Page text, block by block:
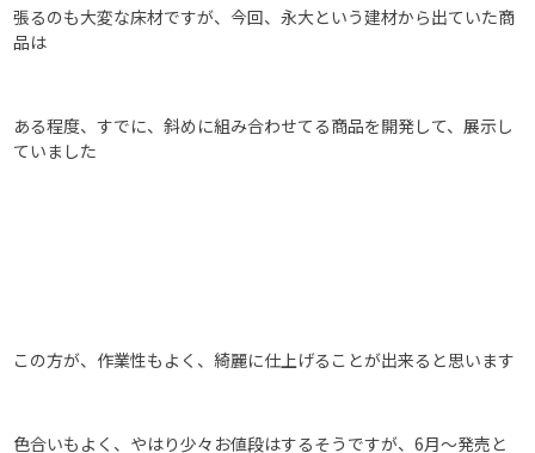
張るのも大変な床材ですが、今回、永大という建材から出ていた商
品は
ある程度、すでに、斜めに組み合わせてる商品を開発して、展示し
ていました
この方が、作業性もよく、綺麗に仕上げることが出来ると思います
色合いもよく、やはり少々お値段はするそうですが、6月～発売と